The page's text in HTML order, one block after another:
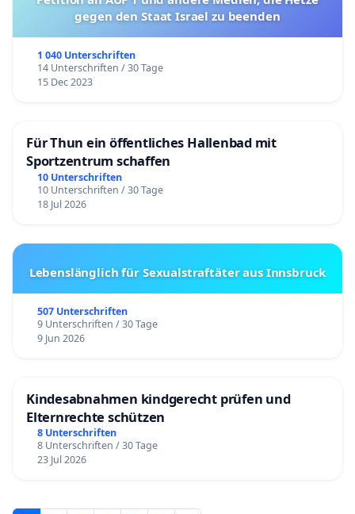
gegen den Staat Israel zu beenden
1 040 Unterschriften
14 Unterschriften / 30 Tage
15 Dec 2023
Für Thun ein öffentliches Hallenbad mit
Sportzentrum schaffen
10 Unterschriften
10 Unterschriften / 30 Tage
18 Jul 2026
Lebenslänglich für Sexualstraftäter aus Innsbruck
507 Unterschriften
9 Unterschriften / 30 Tage
9 Jun 2026
Kindesabnahmen kindgerecht prüfen und
Elternrechte schützen
8 Unterschriften
8 Unterschriften / 30 Tage
23 Jul 2026